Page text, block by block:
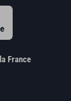
France